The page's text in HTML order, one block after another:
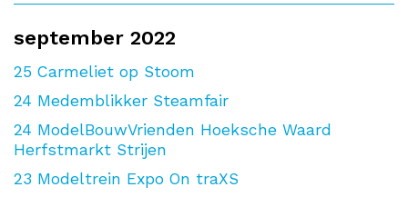
september 2022
25 Carmeliet op Stoom
24 Medemblikker Steamfair
24 ModelBouwVrienden Hoeksche Waard
Herfstmarkt Strijen
23 Modeltrein Expo On traXS